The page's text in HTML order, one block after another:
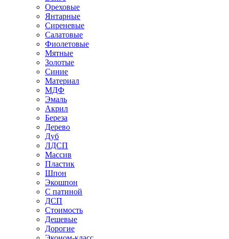
Ореховые
Янтарные
Сиреневые
Салатовые
Фиолетовые
Мятные
Золотые
Синие
Материал
МДФ
Эмаль
Акрил
Береза
Дерево
Дуб
ЛДСП
Массив
Пластик
Шпон
Экошпон
С патиной
ДСП
Стоимость
Дешевые
Дорогие